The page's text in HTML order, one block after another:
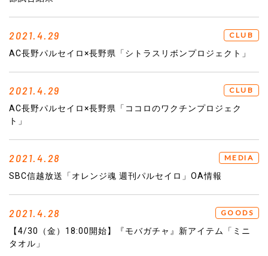
2021.4.29 CLUB
AC長野パルセイロ×長野県「シトラスリボンプロジェクト」
2021.4.29 CLUB
AC長野パルセイロ×長野県「ココロのワクチンプロジェク
ト」
2021.4.28 MEDIA
SBC信越放送「オレンジ魂 週刊パルセイロ」OA情報
2021.4.28 GOODS
【4/30（金）18:00開始】『モバガチャ』新アイテム「ミニ
タオル」